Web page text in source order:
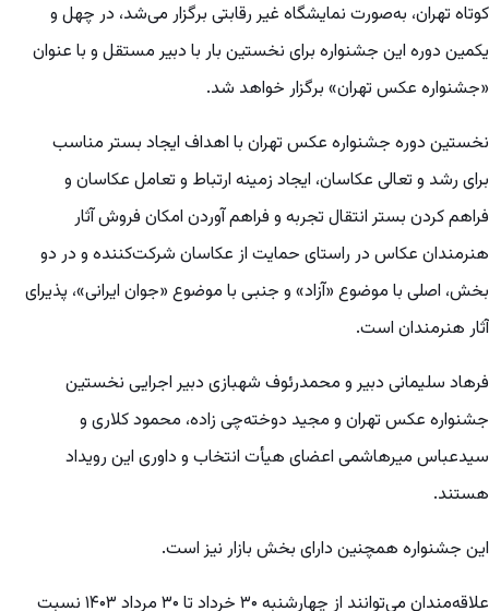
کوتاه تهران، به‌صورت نمایشگاه غیر رقابتی برگزار می‌شد، در چهل‌ و
یکمین دوره این جشنواره برای نخستین بار با دبیر مستقل و با عنوان
«جشنواره عکس تهران» برگزار خواهد شد.
نخستین دوره جشنواره عکس تهران با اهداف ایجاد بستر مناسب
برای رشد و تعالی عکاسان، ایجاد زمینه ارتباط و تعامل عکاسان و
فراهم کردن بستر انتقال تجربه و فراهم آوردن امکان فروش آثار
هنرمندان عکاس در راستای حمایت از عکاسان شرکت‌کننده و در دو
بخش، اصلی با موضوع «آزاد» و جنبی با موضوع «جوان ایرانی»، پذیرای
آثار هنرمندان است.
فرهاد سلیمانی دبیر و محمدرئوف شهبازی دبیر اجرایی نخستین
جشنواره عکس تهران و مجید دوخته‌چی زاده، محمود کلاری و
سیدعباس میرهاشمی اعضای هیأت انتخاب و داوری این رویداد
هستند.
این جشنواره همچنین دارای بخش بازار نیز است.
علاقه‌مندان می‌توانند از چهارشنبه ۳۰ خرداد تا ۳۰ مرداد ۱۴۰۳ نسبت